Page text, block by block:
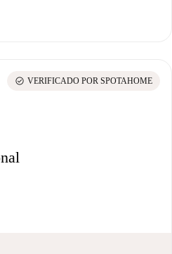
check_circle VERIFICADO POR SPOTAHOME